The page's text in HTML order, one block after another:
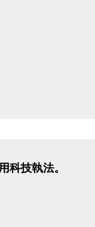
科技執法。